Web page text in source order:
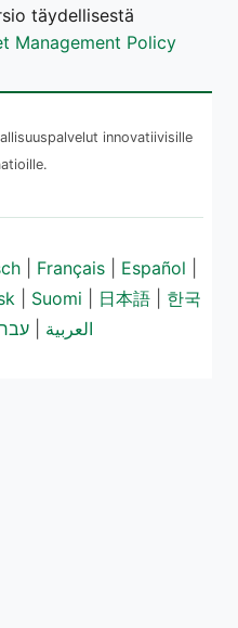
täydellisestä
Management Policy
innovatiivisille
Français Español
Suomi 日本語
한국
العربية